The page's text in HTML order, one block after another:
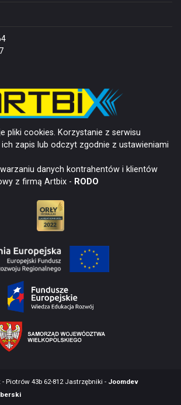
pliki cookies. Korzystanie z serwisu
zapis lub odczyt zgodnie z ustawieniami
danych kontrahentów i klientów
z firmą Artbix - RODO
Piotrów 43b 62-812 Jastrzębniki - Joomdev